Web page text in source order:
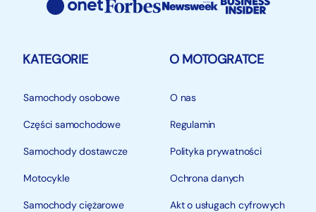
KATEGORIE
Samochody osobowe
Części samochodowe
Samochody dostawcze
Motocykle
Samochody ciężarowe
O MOTOGRATCE
O nas
Regulamin
Polityka prywatności
Ochrona danych
Akt o usługach cyfrowych